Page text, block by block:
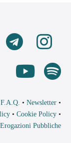
F.A.Q. • Newsletter •
• Cookie Policy •
Erogazioni Pubbliche